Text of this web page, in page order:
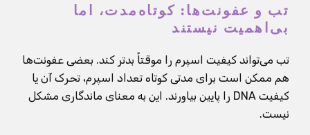
تب و عفونت‌ها: کوتاه‌مدت، اما
بی‌اهمیت نیستند
تب می‌تواند کیفیت اسپرم را موقتاً بدتر کند. بعضی عفونت‌ها
هم ممکن است برای مدتی کوتاه تعداد اسپرم، تحرک آن یا
کیفیت DNA را پایین بیاورند. این به معنای ماندگاری مشکل
نیست.